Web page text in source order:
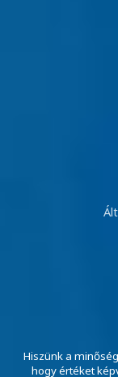
Hiszünk a
hogy értéket